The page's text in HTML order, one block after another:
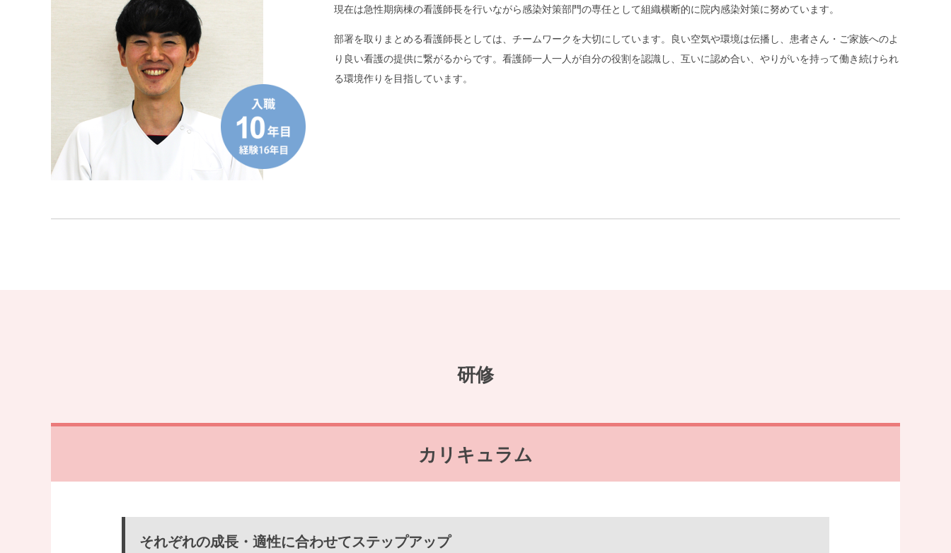
現在は急性期病棟の看護師長を行いながら感染対策部門の専任として組織横断的に院内感染対策に努めています。
部署を取りまとめる看護師長としては、チームワークを大切にしています。良い空気や環境は伝播し、患者さん・ご家族へのよ
り良い看護の提供に繋がるからです。看護師一人一人が自分の役割を認識し、互いに認め合い、やりがいを持って働き続けられ
る環境作りを目指しています。
研修
カリキュラム
それぞれの成長・適性に合わせてステップアップ